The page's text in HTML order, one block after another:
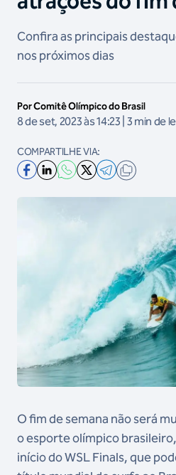
Confira as principais
nos próximos dias
Por Comitê Olímpico do Brasil
8 de set, 2023 às 14:23 | 3 min de
COMPARTILHE VIA:
O fim de semana não será
o esporte olímpico
início do WSL Finals, que